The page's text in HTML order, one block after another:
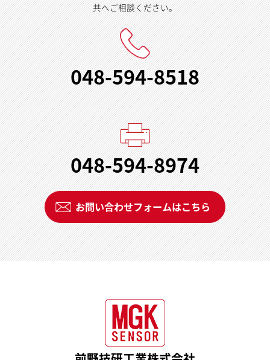
共へご相談ください。
048-594-8518
048-594-8974
お問い合わせフォームはこちら